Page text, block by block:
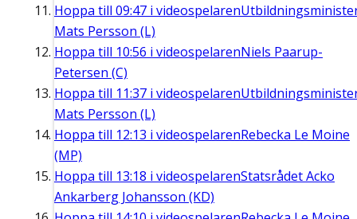
Hoppa till 09:47 i videospelaren
Mats Persson (L)
Hoppa till 10:56 i videospelarenNiels Paarup-
Petersen (C)
Hoppa till 11:37 i videospelaren
Mats Persson (L)
Hoppa till 12:13 i videospelarenRebecka Le Moine
(MP)
Hoppa till 13:18 i videospelarenStatsrådet Acko
Ankarberg Johansson (KD)